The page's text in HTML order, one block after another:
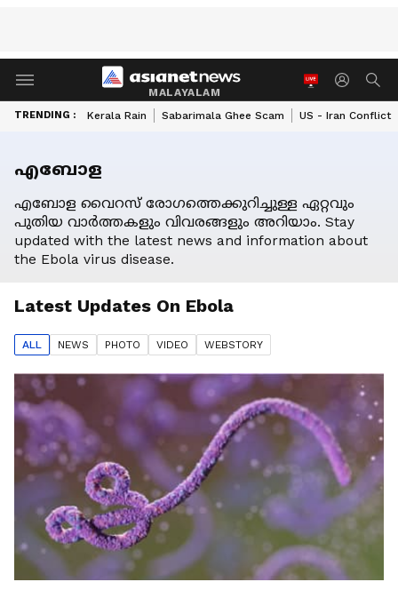
MALAYALAM
TRENDING : Kerala Rain Sabarimala Ghee Scam US - Iran Conflict
എബോള
എബോള വൈറസ് രോഗത്തെക്കുറിച്ചുള്ള ഏറ്റവും
പുതിയ വാർത്തകളും വിവരങ്ങളും അറിയാം. Stay
updated with the latest news and information about
the Ebola virus disease.
Latest Updates On Ebola
ALL NEWS PHOTO VIDEO WEBSTORY